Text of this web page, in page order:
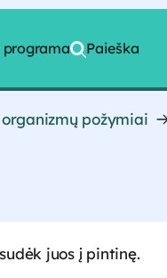
programa Paieška
požymiai
juos į pintinę.